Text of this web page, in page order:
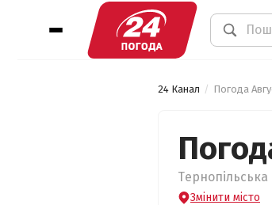
24 Канал Погода
Змінити місто